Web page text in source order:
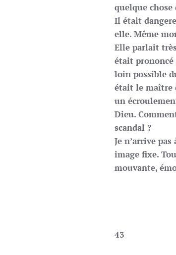
quelque
Il était
elle. Même
Elle parlait
était prononcé
loin possible
était le maître
un
Dieu.
scandal ?
Je n’arrive
image fixe.
mouvante,
43